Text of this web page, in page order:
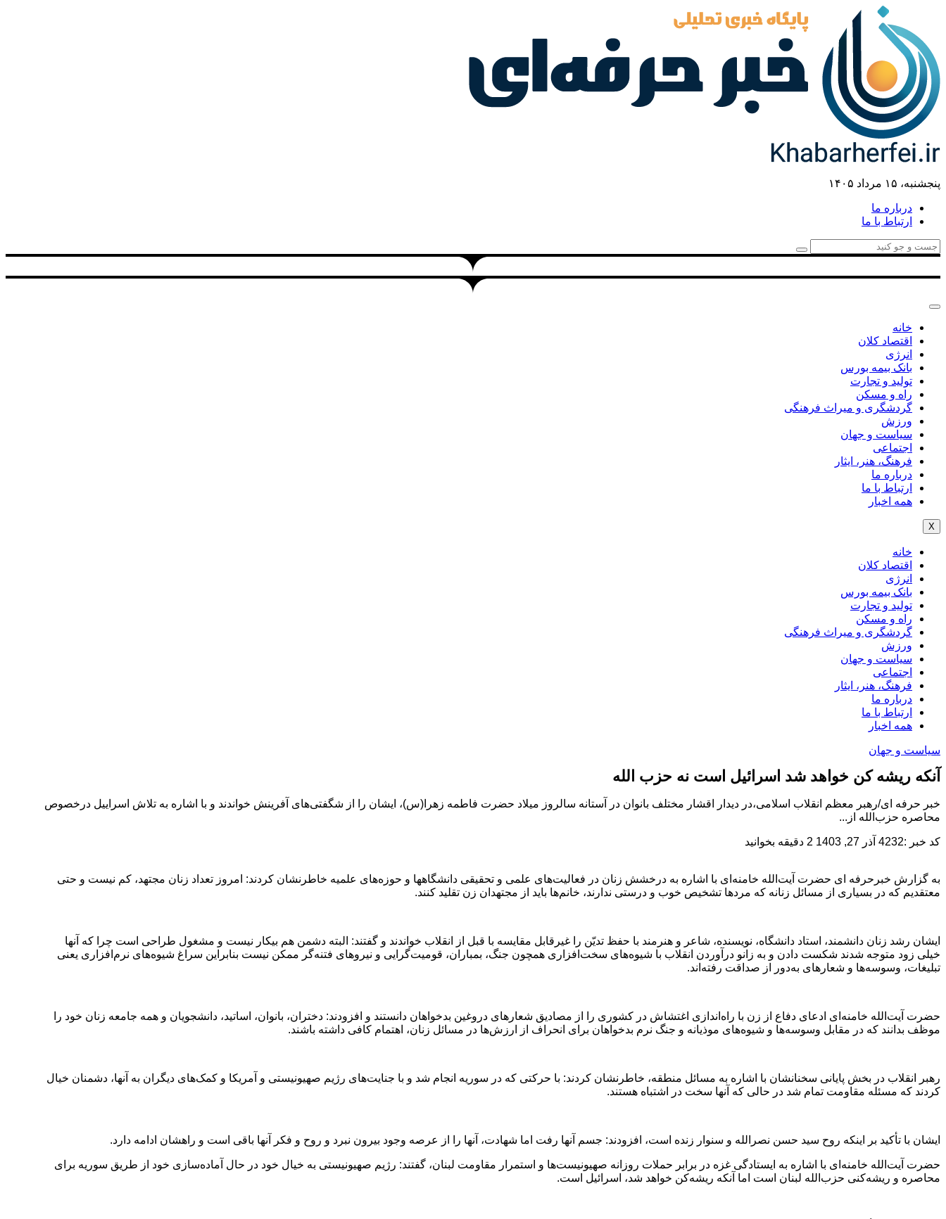
پنجشنبه، ۱۵ مرداد ۱۴۰۵
درباره ما
ارتباط با ما
خانه
اقتصاد کلان
انرژی
بانک بیمه بورس
تولید و تجارت
راه و مسکن
گردشگری و میراث فرهنگی
ورزش
سیاست و جهان
اجتماعی
فرهنگ، هنر، ایثار
درباره ما
ارتباط با ما
همه اخبار
X
خانه
اقتصاد کلان
انرژی
بانک بیمه بورس
تولید و تجارت
راه و مسکن
گردشگری و میراث فرهنگی
ورزش
سیاست و جهان
اجتماعی
فرهنگ، هنر، ایثار
درباره ما
ارتباط با ما
همه اخبار
سیاست و جهان
آنکه ریشه کن خواهد شد اسرائیل است نه حزب الله
خبر حرفه ای/رهبر معظم انقلاب اسلامی،در دیدار اقشار مختلف بانوان در آستانه سالروز میلاد حضرت فاطمه زهرا(س)، ایشان را از شگفتی‌های آفرینش خواندند و با اشاره به تلاش اسراییل درخصوص
محاصره حزب‌الله از...
کد خبر :4232 آذر 27, 1403 2 دقیقه بخوانید
به گزارش خبرحرفه ای حضرت آیت‌الله خامنه‌ای با اشاره به درخشش زنان در فعالیت‌های علمی و تحقیقی دانشگاهها و حوزه‌های علمیه خاطرنشان کردند: امروز تعداد زنان مجتهد، کم نیست و حتی
معتقدیم که در بسیاری از مسائل زنانه که مردها تشخیص خوب و درستی ندارند، خانم‌ها باید از مجتهدان زن تقلید کنند.
ایشان رشد زنان دانشمند، استاد دانشگاه، نویسنده، شاعر و هنرمند با حفظ تدیّن را غیرقابل مقایسه با قبل از انقلاب خواندند و گفتند: البته دشمن هم بیکار نیست و مشغول طراحی است چرا که آنها
خیلی زود متوجه شدند شکست دادن و به زانو درآوردن انقلاب با شیوه‌های سخت‌افزاری همچون جنگ، بمباران، قومیت‌گرایی و نیروهای فتنه‌گر ممکن نیست بنابراین سراغ شیوه‌های نرم‌افزاری یعنی
تبلیغات، وسوسه‌ها و شعارهای به‌دور از صداقت رفته‌‎اند.
حضرت آیت‌الله خامنه‌ای ادعای دفاع از زن با راه‌اندازی اغتشاش در کشوری را از مصادیق شعارهای دروغین بدخواهان دانستند و افزودند: دختران، بانوان، اساتید، دانشجویان و همه جامعه زنان خود را
موظف بدانند که در مقابل وسوسه‌ها و شیوه‌های موذیانه و جنگ نرم بدخواهان برای انحراف از ارزش‌ها در مسائل زنان، اهتمام کافی داشته باشند.
رهبر انقلاب در بخش پایانی سخنانشان با اشاره به مسائل منطقه، خاطرنشان کردند: با حرکتی که در سوریه انجام شد و با جنایت‌های رژیم صهیونیستی و آمریکا و کمک‌های دیگران به آنها، دشمنان خیال
کردند که مسئله مقاومت تمام شد در حالی که آنها سخت در اشتباه هستند.
ایشان با تأکید بر اینکه روح سید حسن نصرالله و سنوار زنده است، افزودند: جسم آنها رفت اما شهادت، آنها را از عرصه وجود بیرون نبرد و روح و فکر آنها باقی است و راهشان ادامه دارد.
حضرت آیت‌الله خامنه‌ای با اشاره به ایستادگی غزه در برابر حملات روزانه صهیونیست‌ها و استمرار مقاومت لبنان، گفتند: رژیم صهیونیستی به خیال خود در حال آماده‌سازی خود از طریق سوریه برای
محاصره و ریشه‌کنی حزب‌الله لبنان است اما آنکه ریشه‌کن خواهد شد، اسرائیل است.